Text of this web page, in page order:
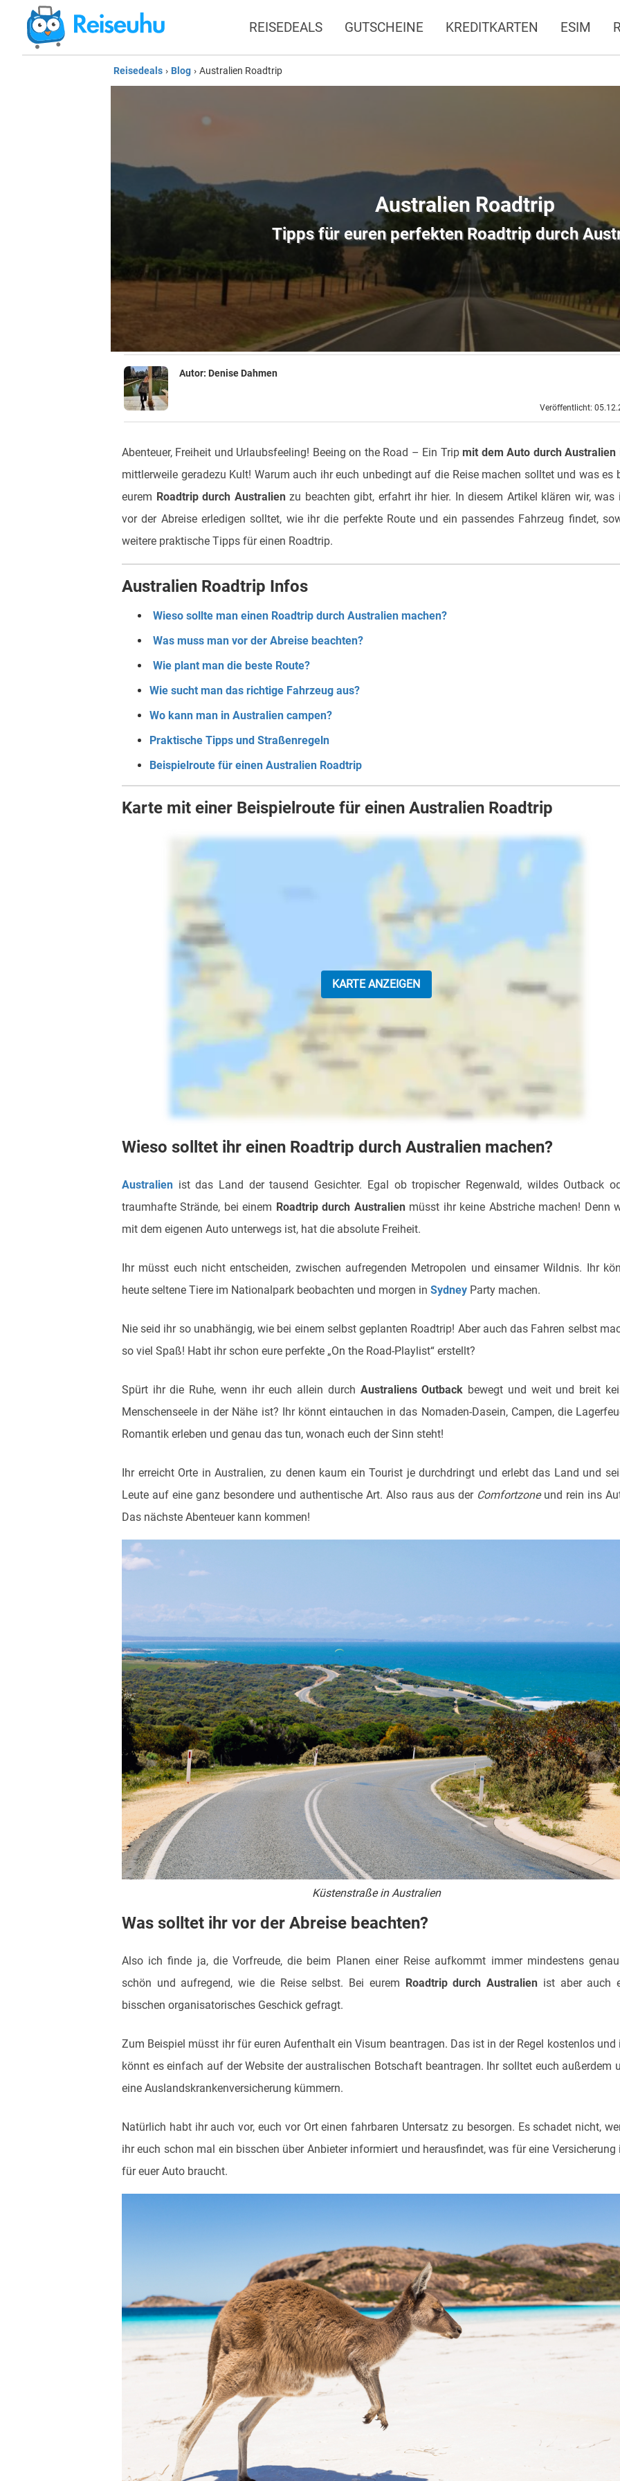
REISEDEALS GUTSCHEINE KREDITKARTEN ESIM
Reisedeals › Blog › Australien Roadtrip
Australien Roadtrip
Tipps für euren perfekten Roadtrip durch
Autor: Denise Dahmen
Veröffentlicht:
Abenteuer, Freiheit und Urlaubsfeeling! Beeing on the Road – Ein Tripmit dem Auto durch Australien
mittlerweile geradezu Kult! Warum auch ihr euch unbedingt auf die Reise machen solltet und was es
eurem Roadtrip durch Australienzu beachten gibt, erfahrt ihr hier. In diesem Artikel klären wir, was
vor der Abreise erledigen solltet, wie ihr die perfekte Route und ein passendes Fahrzeug findet,
weitere praktische Tipps für einen Roadtrip.
Australien Roadtrip Infos
Wieso sollte man einen Roadtrip durch Australien machen?
Was muss man vor der Abreise beachten?
Wie plant man die beste Route?
Wie sucht man das richtige Fahrzeug aus?
Wo kann man in Australien campen?
Praktische Tipps und Straßenregeln
Beispielroute für einen Australien Roadtrip
Karte mit einer Beispielroute für einen Australien Roadtrip
KARTE ANZEIGEN
Wieso solltet ihr einen Roadtrip durch Australien machen?
Australien ist das Land der tausend Gesichter. Egal ob tropischer Regenwald, wildes Outback
traumhafte Strände, bei einem Roadtrip durch Australienmüsst ihr keine Abstriche machen! Denn
mit dem eigenen Auto unterwegs ist, hat die absolute Freiheit.
Ihr müsst euch nicht entscheiden, zwischen aufregenden Metropolen und einsamer Wildnis. Ihr
heute seltene Tiere im Nationalpark beobachten und morgen in Sydney Party machen.
Nie seid ihr so unabhängig, wie bei einem selbst geplanten Roadtrip! Aber auch das Fahren selbst
so viel Spaß! Habt ihr schon eure perfekte „On the Road-Playlist“ erstellt?
Spürt ihr die Ruhe, wenn ihr euch allein durch Australiens Outback bewegt und weit und breit
Menschenseele in der Nähe ist? Ihr könnt eintauchen in das Nomaden-Dasein, Campen, die
Romantik erleben und genau das tun, wonach euch der Sinn steht!
Ihr erreicht Orte in Australien, zu denen kaum ein Tourist je durchdringt und erlebt das Land und
Leute auf eine ganz besondere und authentische Art. Also raus aus der Comfortzoneund rein ins
Das nächste Abenteuer kann kommen!
Küstenstraße in Australien
Was solltet ihr vor der Abreise beachten?
Also ich finde ja, die Vorfreude, die beim Planen einer Reise aufkommt immer mindestens
schön und aufregend, wie die Reise selbst. Bei eurem Roadtrip durch Australien ist aber auch
bisschen organisatorisches Geschick gefragt.
Zum Beispiel müsst ihr für euren Aufenthalt ein Visum beantragen. Das ist in der Regel kostenlos und
könnt es einfach auf der Website der australischen Botschaft beantragen. Ihr solltet euch außerdem
eine Auslandskrankenversicherung kümmern.
Natürlich habt ihr auch vor, euch vor Ort einen fahrbaren Untersatz zu besorgen. Es schadet nicht,
ihr euch schon mal ein bisschen über Anbieter informiert und herausfindet, was für eine Versicherung
für euer Auto braucht.